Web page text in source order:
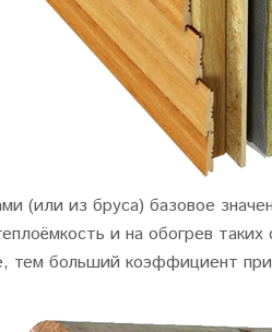
(или из бруса) базовое
и на обогрев
тем больший коэффициент